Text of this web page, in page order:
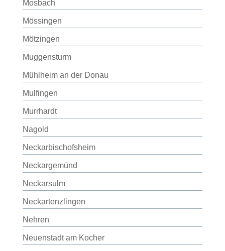
Mosbach
Mössingen
Mötzingen
Muggensturm
Mühlheim an der Donau
Mulfingen
Murrhardt
Nagold
Neckarbischofsheim
Neckargemünd
Neckarsulm
Neckartenzlingen
Nehren
Neuenstadt am Kocher